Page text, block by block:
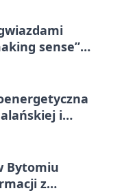
sense”
i
Bytomiu
z